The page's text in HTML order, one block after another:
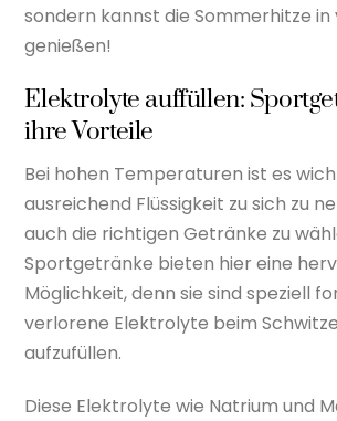
sondern kannst die Sommerhitze in
genießen!
Elektrolyte auffüllen:
ihre Vorteile
Bei hohen Temperaturen ist es
ausreichend Flüssigkeit zu sich zu
auch die richtigen Getränke zu
Sportgetränke bieten hier eine
Möglichkeit, denn sie sind speziell
verlorene Elektrolyte beim
aufzufüllen.
Diese Elektrolyte wie Natrium und